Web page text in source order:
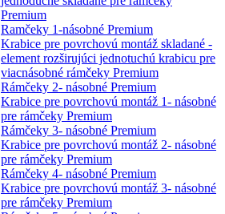
Premium
Ramčeky 1-násobné Premium
Krabice pre povrchovú montáž skladané -
element rozširujúci jednotuchú krabicu pre
viacnásobné rámčeky Premium
Rámčeky 2- násobné Premium
Krabice pre povrchovú montáž 1- násobné
pre rámčeky Premium
Rámčeky 3- násobné Premium
Krabice pre povrchovú montáž 2- násobné
pre rámčeky Premium
Rámčeky 4- násobné Premium
Krabice pre povrchovú montáž 3- násobné
pre rámčeky Premium